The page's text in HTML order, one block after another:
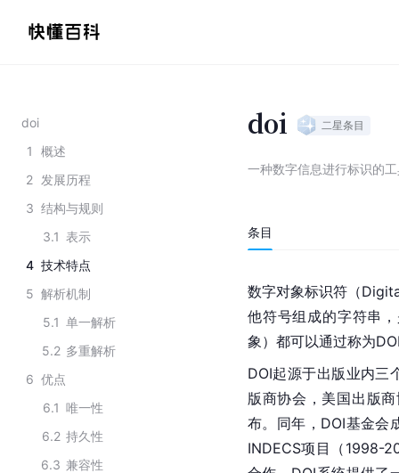
doi
1
概述
2 发展历程
3 结构与规则
3.1 表示
4 技术特点
5 解析机制
5.1 单一解析
5.2 多重解析
6 优点
6.1 唯一性
6.2 持久性
6.3 兼容性
doi 二星条目
一种数字信息进行标识的
条目
数字对象标识符 （
他符号组成的字符串
象）都可以通过称为
DOI起源于出版业内三
版商协会，美国出版
布。同年，DOI基金会
INDECS项目（1998-